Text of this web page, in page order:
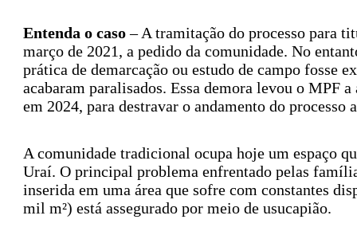
Entenda o caso– A tramitação do processo para
março de 2021, a pedido da comunidade. No
prática de demarcação ou estudo de campo fosse
acabaram paralisados. Essa demora levou o MPF
em 2024, para destravar o andamento do processo
A comunidade tradicional ocupa hoje um espaço
Uraí. O principal problema enfrentado pelas
inserida em uma área que sofre com constantes
mil m²) está assegurado por meio de usucapião.